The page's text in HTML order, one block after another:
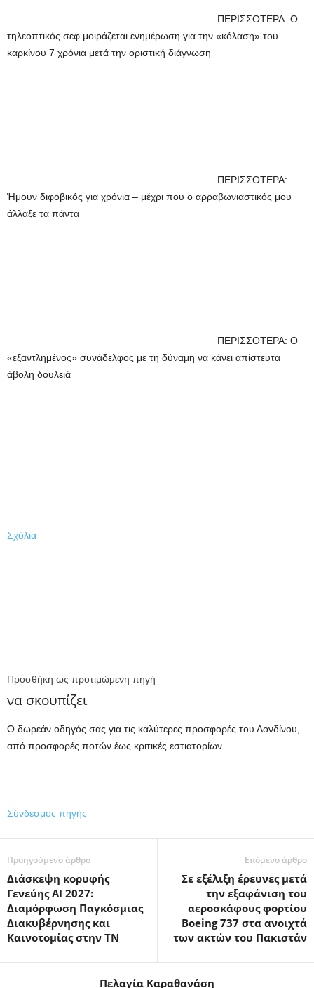
ΠΕΡΙΣΣΟΤΕΡΑ: Ο
τηλεοπτικός σεφ μοιράζεται ενημέρωση για την «κόλαση» του
καρκίνου 7 χρόνια μετά την οριστική διάγνωση
ΠΕΡΙΣΣΟΤΕΡΑ:
Ήμουν διφοβικός για χρόνια – μέχρι που ο αρραβωνιαστικός μου
άλλαξε τα πάντα
ΠΕΡΙΣΣΟΤΕΡΑ: Ο
«εξαντλημένος» συνάδελφος με τη δύναμη να κάνει απίστευτα
άβολη δουλειά
Σχόλια
Προσθήκη ως προτιμώμενη πηγή
να σκουπίζει
Ο δωρεάν οδηγός σας για τις καλύτερες προσφορές του Λονδίνου,
από προσφορές ποτών έως κριτικές εστιατορίων.
Σύνδεσμος πηγής
Προηγούμενο άρθρο
Διάσκεψη κορυφής
Γενεύης AI 2027:
Διαμόρφωση Παγκόσμιας
Διακυβέρνησης και
Καινοτομίας στην ΤΝ
Επόμενο άρθρο
Σε εξέλιξη έρευνες μετά
την εξαφάνιση του
αεροσκάφους φορτίου
Boeing 737 στα ανοιχτά
των ακτών του Πακιστάν
Πελαγία Καραθανάση